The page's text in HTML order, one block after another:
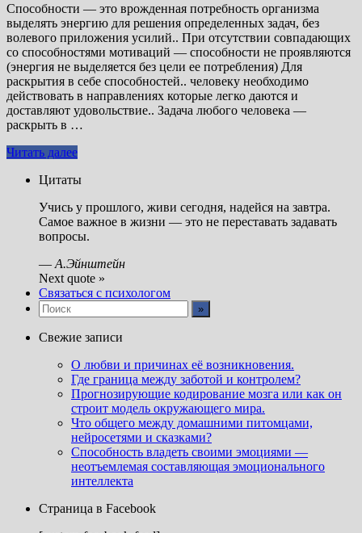
Способности — это врожденная потребность организма
выделять энергию для решения определенных задач, без
волевого приложения усилий.. При отсутствии совпадающих
со способностями мотиваций — способности не проявляются
(энергия не выделяется без цели ее потребления) Для
раскрытия в себе способностей.. человеку необходимо
действовать в направлениях которые легко даются и
доставляют удовольствие.. Задача любого человека —
раскрыть в …
Читать далее
Цитаты
Учись у прошлого, живи сегодня, надейся на завтра.
Самое важное в жизни — это не переставать задавать
вопросы.
— А.Эйнштейн
Next quote »
Связаться с психологом
Свежие записи
О любви и причинах её возникновения.
Где граница между заботой и контролем?
Прогнозирующие кодирование мозга или как он
строит модель окружающего мира.
Что общего между домашними питомцами,
нейросетями и сказками?
Способность владеть своими эмоциями —
неотъемлемая составляющая эмоционального
интеллекта
Страница в Facebook